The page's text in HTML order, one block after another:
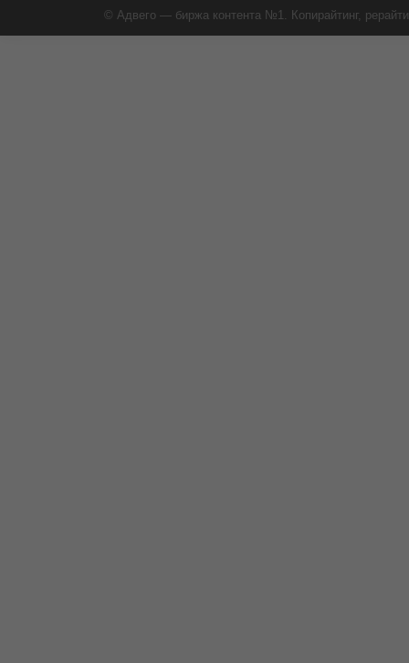
© Адвего — биржа контента №1. Копирайтинг,